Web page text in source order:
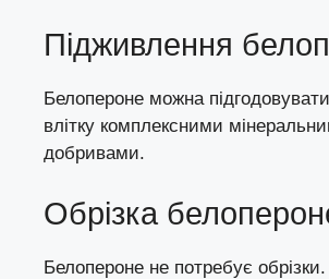
Підживлення
Белопероне можна
влітку комплексними
добривами.
Обрізка
Белопероне не потребує